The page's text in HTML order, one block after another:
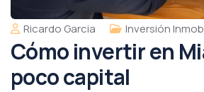
Ricardo Garcia Inversión
Cómo invertir en
poco capital